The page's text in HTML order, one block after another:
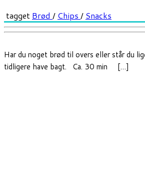
Har du noget brød til overs eller står du
tidligere have bagt. Ca. 30 min […]
tagget Brød / Chips / Snacks